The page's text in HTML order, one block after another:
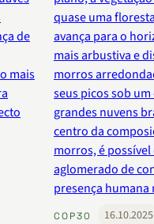
COP30 16.10.2025